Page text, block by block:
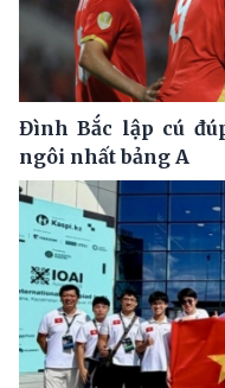
Đình Bắc lập cú
ngôi nhất bảng A